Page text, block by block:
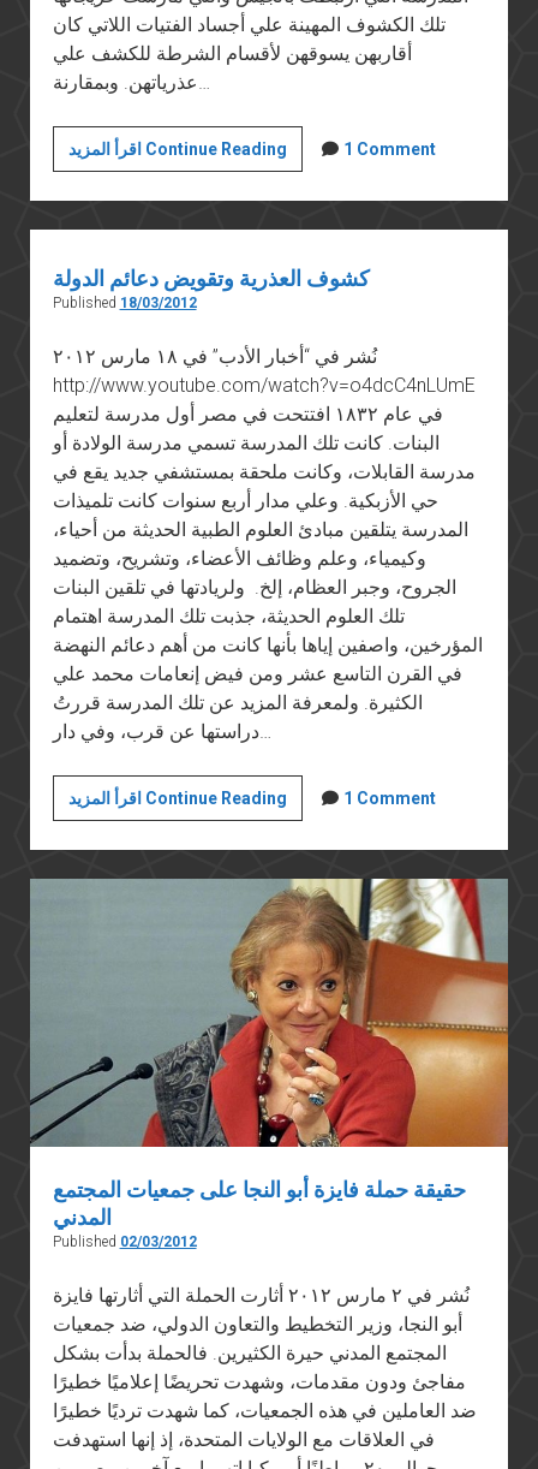
تلك الكشوف المهينة علي أجساد الفتيات اللاتي كان
أقاربهن يسوقهن لأقسام الشرطة للكشف علي
اقرأ المزيد Continue Readingشرف
سميرة
وفضيحة
الجيش
1 Comment
كشوف العذرية وتقويض دعائم الدولة
Published 18/03/2012
نُشر في “أخبار الأدب” في ١٨ مارس ٢٠١٢
http://www.youtube.com/watch?v=o4dcC4nLUmE
في عام ١٨٣٢ افتتحت في مصر أول مدرسة لتعليم
البنات. كانت تلك المدرسة تسمي مدرسة الولادة أو
مدرسة القابلات، وكانت ملحقة بمستشفي جديد يقع في
حي الأزبكية. وعلي مدار أربع سنوات كانت تلميذات
المدرسة يتلقين مبادئ العلوم الطبية الحديثة من أحياء،
وكيمياء، وعلم وظائف الأعضاء، وتشريح، وتضميد
الجروح، وجبر العظام، إلخ. ولريادتها في تلقين البنات
تلك العلوم الحديثة، جذبت تلك المدرسة اهتمام
المؤرخين، واصفين إياها بأنها كانت من أهم دعائم النهضة
في القرن التاسع عشر ومن فيض إنعامات محمد علي
الكثيرة. ولمعرفة المزيد عن تلك المدرسة قررتُ
دراستها عن قرب، وفي دار…
اقرأ المزيد Continue Readingكشوف
العذرية
وتقويض
دعائم
الدولة
1 Comment
حقيقة حملة فايزة أبو النجا على جمعيات المجتمع
المدني
Published 02/03/2012
نُشر في ٢ مارس ٢٠١٢ أثارت الحملة التي أثارتها فايزة
أبو النجا، وزير التخطيط والتعاون الدولي، ضد جمعيات
المجتمع المدني حيرة الكثيرين. فالحملة بدأت بشكل
مفاجئ ودون مقدمات، وشهدت تحريضًا إعلاميًا خطيرًا
ضد العاملين في هذه الجمعيات، كما شهدت ترديًا خطيرًا
في العلاقات مع الولايات المتحدة، إذ إنها استهدفت